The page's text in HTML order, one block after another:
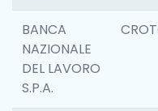
BANCA
NAZIONALE
DEL LAVORO
S.P.A.